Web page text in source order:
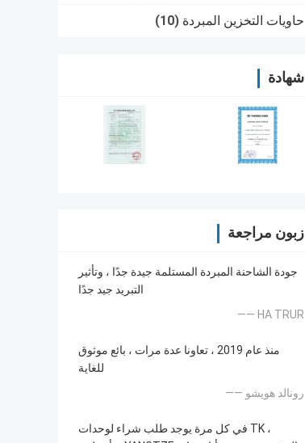
حاويات التخزين المبردة (10)
شهادة
زبون مراجعة
جودة الشاحنة المبردة المستلمة جيدة جدًا ، وتأثير
التبريد جيد جدًا
—— HA TRUR
منذ عام 2019 ، تعاونا عدة مرات ، بائع موثوق
للغاية
—— رونالد هويشو
في كل مرة يوجد طلب شراء لوحدات TK ،